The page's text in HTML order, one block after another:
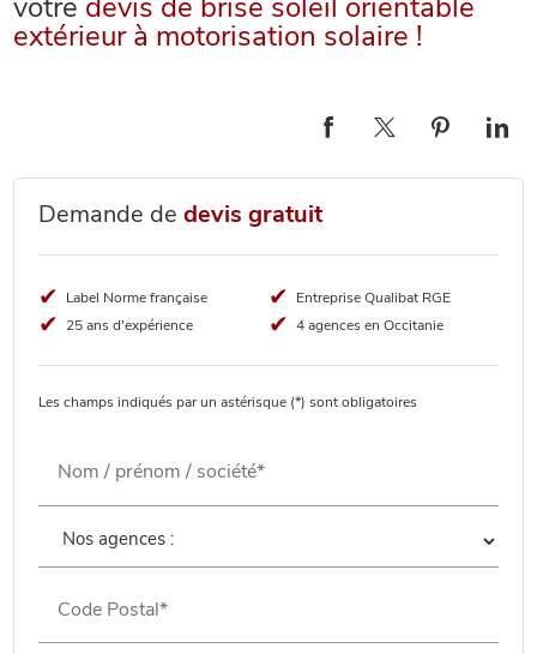
votre devis de brise soleil orientable
extérieur à motorisation solaire !
Demande dedevis gratuit
Label Norme française
Entreprise Qualibat RGE
25 ans d'expérience
4 agences en Occitanie
Les champs indiqués par un astérisque (*) sont obligatoires
Nom / prénom / société*
Code Postal*